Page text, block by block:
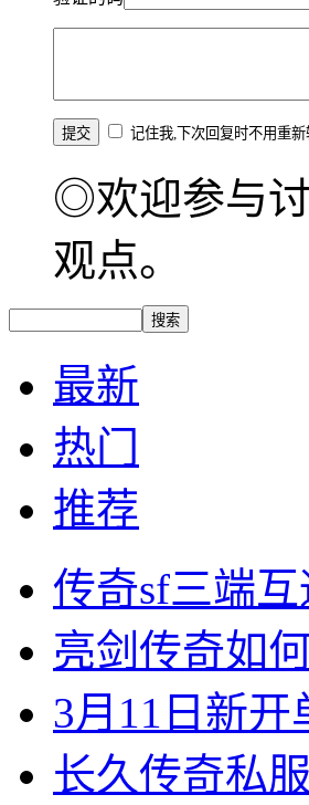
记住我,下次回复时不用重
◎欢迎参与
观点。
最新
热门
推荐
传奇sf三端
亮剑传奇如
3月11日新
长久传奇私